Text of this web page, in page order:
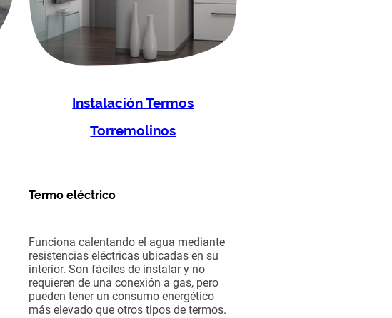
Instalación Termos
Torremolinos
Termo eléctrico
Funciona calentando el agua mediante
resistencias eléctricas ubicadas en su
interior. Son fáciles de instalar y no
requieren de una conexión a gas, pero
pueden tener un consumo energético
más elevado que otros tipos de termos.